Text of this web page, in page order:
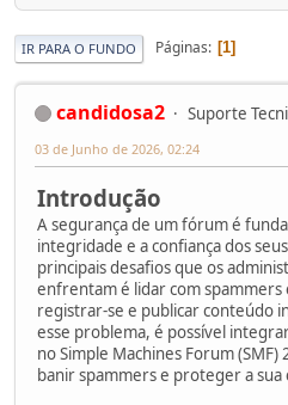
IR PARA O FUNDO Páginas 1
candidosa2 Suporte
03 de Junho de 2026, 02:24
Introdução
A segurança de um fórum é
integridade e a confiança dos
principais desafios que os
enfrentam é lidar com spammers
registrar-se e publicar conteúdo
esse problema, é possível
no Simple Machines Forum
banir spammers e proteger a sua